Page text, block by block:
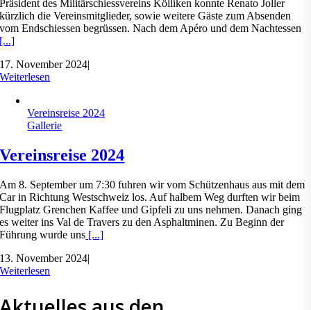
Präsident des Militärschiessvereins Kölliken konnte Renato Joller
kürzlich die Vereinsmitglieder, sowie weitere Gäste zum Absenden
vom Endschiessen begrüssen. Nach dem Apéro und dem Nachtessen
[...]
17. November 2024|
Weiterlesen
Vereinsreise 2024
Gallerie
Vereinsreise 2024
Am 8. September um 7:30 fuhren wir vom Schützenhaus aus mit dem
Car in Richtung Westschweiz los. Auf halbem Weg durften wir beim
Flugplatz Grenchen Kaffee und Gipfeli zu uns nehmen. Danach ging
es weiter ins Val de Travers zu den Asphaltminen. Zu Beginn der
Führung wurde uns [...]
13. November 2024|
Weiterlesen